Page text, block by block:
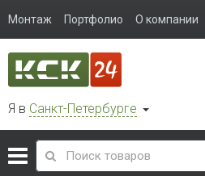
Монтаж Портфолио О компании
Я в Санкт-Петербурге